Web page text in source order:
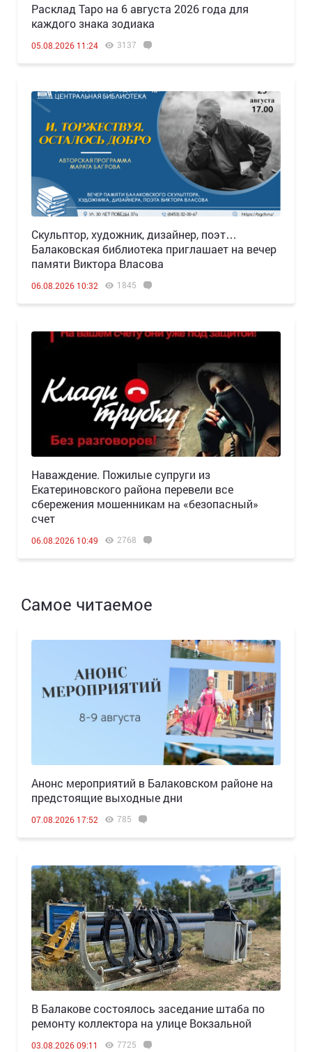
Расклад Таро на 6 августа 2026 года для
каждого знака зодиака
05.08.2026 11:24 3137
Скульптор, художник, дизайнер, поэт…
Балаковская библиотека приглашает на вечер
памяти Виктора Власова
06.08.2026 10:32 1845
Наваждение. Пожилые супруги из
Екатериновского района перевели все
сбережения мошенникам на «безопасный»
счет
06.08.2026 10:49 2768
Самое читаемое
Анонс мероприятий в Балаковском районе на
предстоящие выходные дни
07.08.2026 17:52 785
В Балакове состоялось заседание штаба по
ремонту коллектора на улице Вокзальной
03.08.2026 09:11 7725